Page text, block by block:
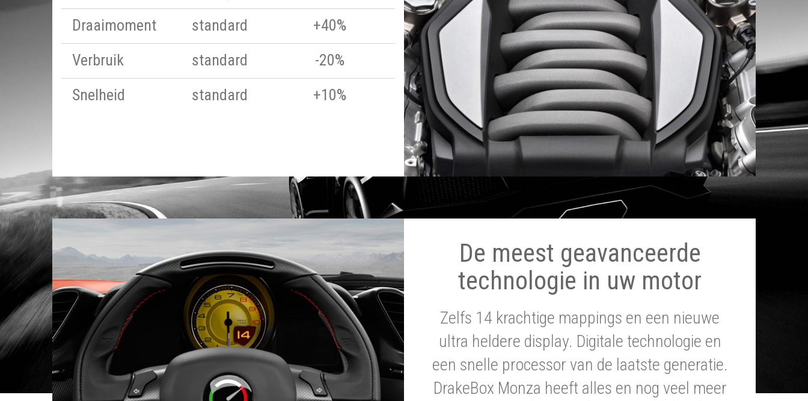
Draaimoment
standard
+40%
Verbruik
standard
-20%
Snelheid
standard +10%
De meest geavanceerde
technologie in uw motor
Zelfs 14 krachtige mappings en een nieuwe
ultra heldere display. Digitale technologie en
een snelle processor van de laatste generatie.
DrakeBox Monza heeft alles en nog veel meer